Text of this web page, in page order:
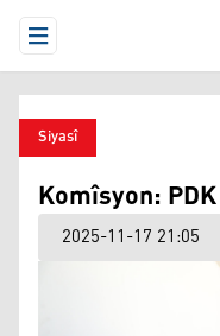
Open Menu
Siyasî
Komîsyon:
2025-11-17 21:05